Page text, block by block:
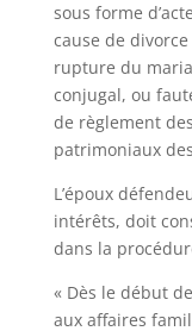
sous forme
cause de
rupture du
conjugal, ou
de règlement
patrimoniaux
L’époux
intérêts, doit
dans la
« Dès le début
aux affaires